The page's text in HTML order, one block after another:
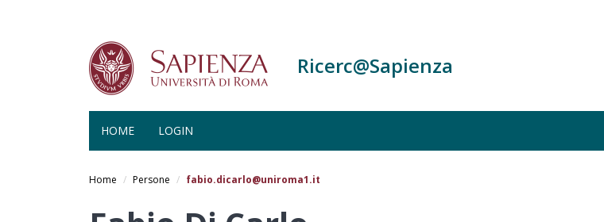
Ricerc@Sapienza
HOME LOGIN
Home Persone fabio.dicarlo@uniroma1.it